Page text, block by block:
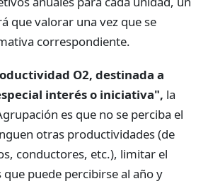
que valorar una vez que se
correspondiente.
O2, destinada a
interés o iniciativa", la
es que no se perciba el
otras productividades (de
conductores, etc.), limitar el
puede percibirse al año y